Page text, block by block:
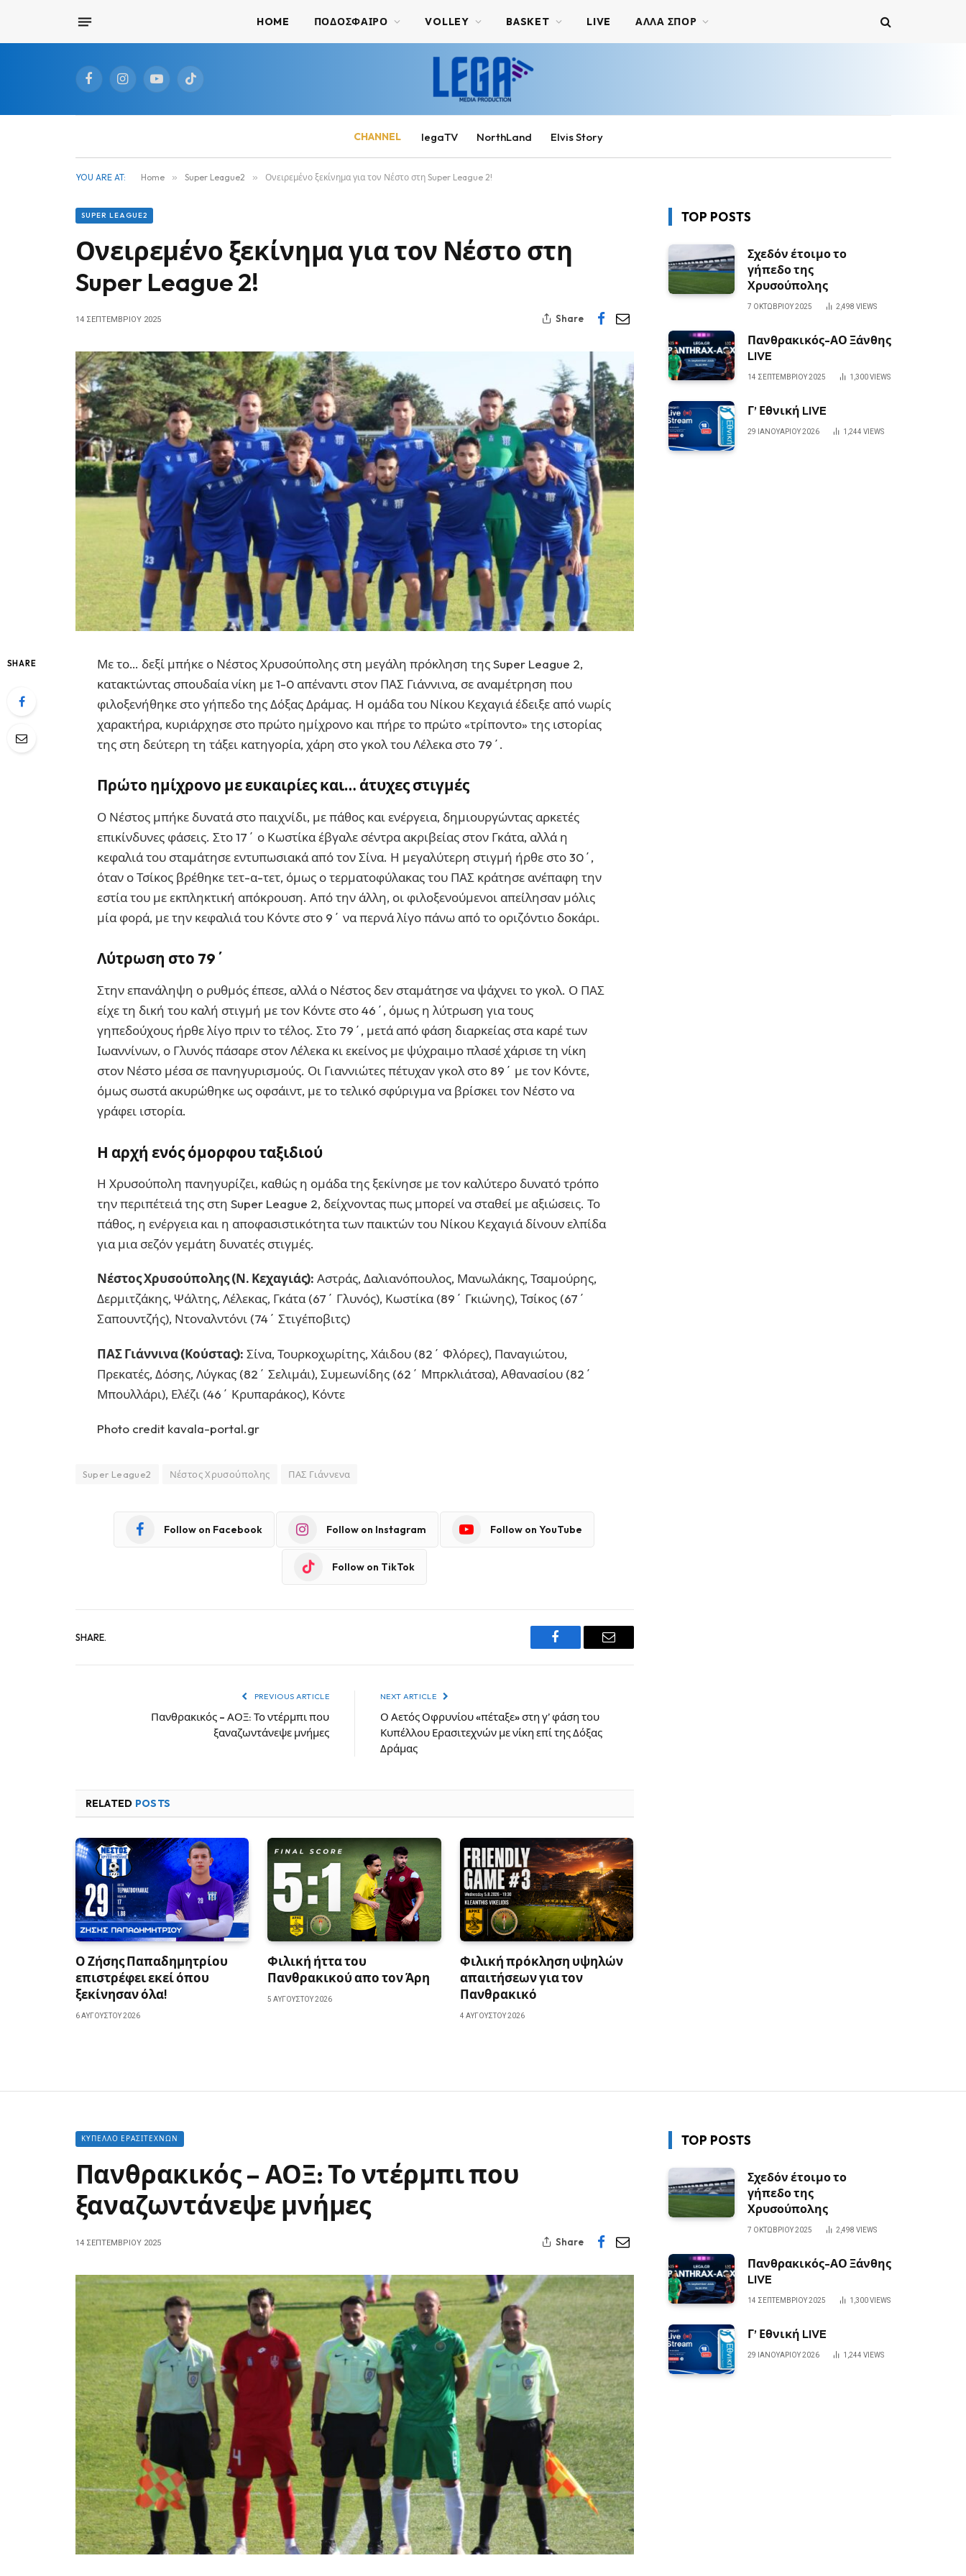
HOME ΠΟΔΟΣΦΑΙΡΟ VOLLEY BASKET LIVE ΑΛΛΑ ΣΠΟΡ
FacebookInstagramYouTubeTikTok
CHANNEL legaTV NorthLand Elvis Story
YOU ARE AT: Home » Super League2 » Ονειρεμένο ξεκίνημα για τον Νέστο στη Super League 2!
SUPER LEAGUE2
Ονειρεμένο ξεκίνημα για τον Νέστο στη
Super League 2!
14 ΣΕΠΤΕΜΒΡΊΟΥ 2025 Share
SHARE
Με το… δεξί μπήκε ο Νέστος Χρυσούπολης στη μεγάλη πρόκληση της Super League 2,
κατακτώντας σπουδαία νίκη με 1-0 απέναντι στον ΠΑΣ Γιάννινα, σε αναμέτρηση που
φιλοξενήθηκε στο γήπεδο της Δόξας Δράμας. Η ομάδα του Νίκου Κεχαγιά έδειξε από νωρίς
χαρακτήρα, κυριάρχησε στο πρώτο ημίχρονο και πήρε το πρώτο «τρίποντο» της ιστορίας
της στη δεύτερη τη τάξει κατηγορία, χάρη στο γκολ του Λέλεκα στο 79΄.
Πρώτο ημίχρονο με ευκαιρίες και… άτυχες στιγμές
Ο Νέστος μπήκε δυνατά στο παιχνίδι, με πάθος και ενέργεια, δημιουργώντας αρκετές
επικίνδυνες φάσεις. Στο 17΄ ο Κωστίκα έβγαλε σέντρα ακριβείας στον Γκάτα, αλλά η
κεφαλιά του σταμάτησε εντυπωσιακά από τον Σίνα. Η μεγαλύτερη στιγμή ήρθε στο 30΄,
όταν ο Τσίκος βρέθηκε τετ-α-τετ, όμως ο τερματοφύλακας του ΠΑΣ κράτησε ανέπαφη την
εστία του με εκπληκτική απόκρουση. Από την άλλη, οι φιλοξενούμενοι απείλησαν μόλις
μία φορά, με την κεφαλιά του Κόντε στο 9΄ να περνά λίγο πάνω από το οριζόντιο δοκάρι.
Λύτρωση στο 79΄
Στην επανάληψη ο ρυθμός έπεσε, αλλά ο Νέστος δεν σταμάτησε να ψάχνει το γκολ. Ο ΠΑΣ
είχε τη δική του καλή στιγμή με τον Κόντε στο 46΄, όμως η λύτρωση για τους
γηπεδούχους ήρθε λίγο πριν το τέλος. Στο 79΄, μετά από φάση διαρκείας στα καρέ των
Ιωαννίνων, ο Γλυνός πάσαρε στον Λέλεκα κι εκείνος με ψύχραιμο πλασέ χάρισε τη νίκη
στον Νέστο μέσα σε πανηγυρισμούς. Οι Γιαννιώτες πέτυχαν γκολ στο 89΄ με τον Κόντε,
όμως σωστά ακυρώθηκε ως οφσάιντ, με το τελικό σφύριγμα να βρίσκει τον Νέστο να
γράφει ιστορία.
Η αρχή ενός όμορφου ταξιδιού
Η Χρυσούπολη πανηγυρίζει, καθώς η ομάδα της ξεκίνησε με τον καλύτερο δυνατό τρόπο
την περιπέτειά της στη Super League 2, δείχνοντας πως μπορεί να σταθεί με αξιώσεις. Το
πάθος, η ενέργεια και η αποφασιστικότητα των παικτών του Νίκου Κεχαγιά δίνουν ελπίδα
για μια σεζόν γεμάτη δυνατές στιγμές.
Νέστος Χρυσούπολης (Ν. Κεχαγιάς): Αστράς, Δαλιανόπουλος, Μανωλάκης, Τσαμούρης,
Δερμιτζάκης, Ψάλτης, Λέλεκας, Γκάτα (67΄ Γλυνός), Κωστίκα (89΄ Γκιώνης), Τσίκος (67΄
Σαπουντζής), Ντοναλντόνι (74΄ Στιγέποβιτς)
ΠΑΣ Γιάννινα (Κούστας): Σίνα, Τουρκοχωρίτης, Χάιδου (82΄ Φλόρες), Παναγιώτου,
Πρεκατές, Δόσης, Λύγκας (82΄ Σελιμάι), Συμεωνίδης (62΄ Μπρκλιάτσα), Αθανασίου (82΄
Μπουλλάρι), Ελέζι (46΄ Κρυπαράκος), Κόντε
Photo credit kavala-portal.gr
Super League2 Νέστος Χρυσούπολης ΠΑΣ Γιάννενα
Follow on Facebook Follow on Instagram Follow on YouTube
Follow on TikTok
SHARE.
Facebook Email
PREVIOUS ARTICLE
Πανθρακικός – ΑΟΞ: Το ντέρμπι που
ξαναζωντάνεψε μνήμες
NEXT ARTICLE
Ο Αετός Οφρυνίου «πέταξε» στη γ’ φάση του
Κυπέλλου Ερασιτεχνών με νίκη επί της Δόξας
Δράμας
RELATED POSTS
Ο Ζήσης Παπαδημητρίου
επιστρέφει εκεί όπου
ξεκίνησαν όλα!
6 ΑΥΓΟΎΣΤΟΥ 2026
Φιλική ήττα του
Πανθρακικού απο τον Άρη
5 ΑΥΓΟΎΣΤΟΥ 2026
Φιλική πρόκληση υψηλών
απαιτήσεων για τον
Πανθρακικό
4 ΑΥΓΟΎΣΤΟΥ 2026
TOP POSTS
Σχεδόν έτοιμο το
γήπεδο της
Χρυσούπολης
7 ΟΚΤΩΒΡΊΟΥ 2025 2,498 VIEWS
Πανθρακικός-ΑΟ Ξάνθης
LIVE
14 ΣΕΠΤΕΜΒΡΊΟΥ 2025 1,300VIEWS
Γ’ Εθνική LIVE
29 ΙΑΝΟΥΑΡΊΟΥ 2026 1,244 VIEWS
ΚΎΠΕΛΛΟ ΕΡΑΣΙΤΕΧΝΏΝ
Πανθρακικός – ΑΟΞ: Το ντέρμπι που
ξαναζωντάνεψε μνήμες
14 ΣΕΠΤΕΜΒΡΊΟΥ 2025 Share
TOP POSTS
Σχεδόν έτοιμο το
γήπεδο της
Χρυσούπολης
7 ΟΚΤΩΒΡΊΟΥ 2025 2,498 VIEWS
Πανθρακικός-ΑΟ Ξάνθης
LIVE
14 ΣΕΠΤΕΜΒΡΊΟΥ 2025 1,300VIEWS
Γ’ Εθνική LIVE
29 ΙΑΝΟΥΑΡΊΟΥ 2026 1,244 VIEWS